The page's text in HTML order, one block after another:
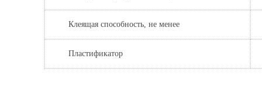
Клеящая способность, не менее
Пластификатор